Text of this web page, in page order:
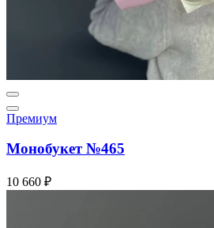
Премиум
Монобукет №465
10 660 ₽